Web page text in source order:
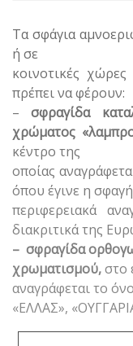
Τα σφάγια
ή σε
κοινοτικές
πρέπει να φέρουν:
–σφραγίδα
χρώματος
κέντρο της
οποίας
όπου έγινε η
περιφερειακά
διακριτικά της
– σφραγίδα
χρωματισμού,στο
αναγράφεται το
«ΕΛΛΑΣ»,